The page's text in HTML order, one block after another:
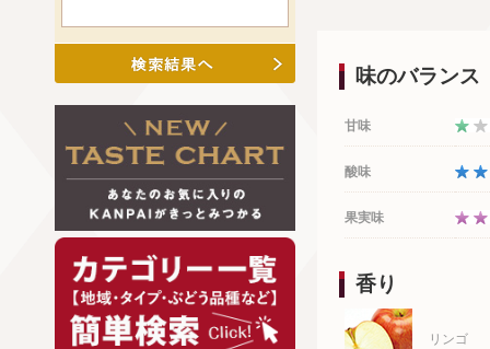
味のバランス
甘味
酸味
果実味
香り
リンゴ